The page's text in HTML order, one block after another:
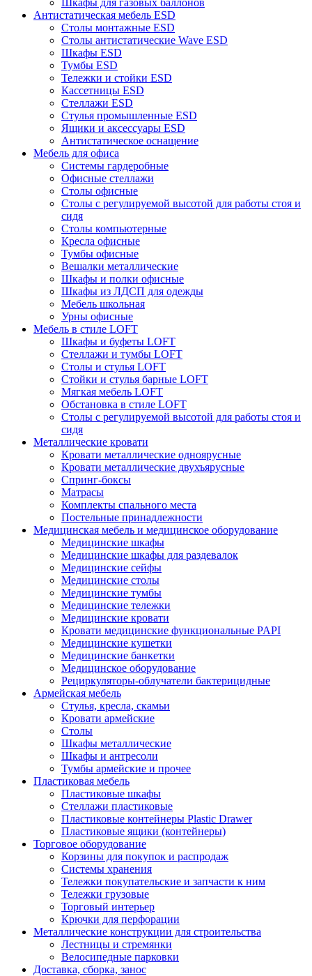
Антистатическая мебель ESD
Столы монтажные ESD
Столы антистатические Wave ESD
Шкафы ESD
Тумбы ESD
Тележки и стойки ESD
Кассетницы ESD
Стеллажи ESD
Стулья промышленные ESD
Ящики и аксессуары ESD
Антистатическое оснащение
Мебель для офиса
Системы гардеробные
Офисные стеллажи
Столы офисные
Столы с регулируемой высотой для работы стоя и
сидя
Столы компьютерные
Кресла офисные
Тумбы офисные
Вешалки металлические
Шкафы и полки офисные
Шкафы из ЛДСП для одежды
Мебель школьная
Урны офисные
Мебель в стиле LOFT
Шкафы и буфеты LOFT
Стеллажи и тумбы LOFT
Столы и стулья LOFT
Стойки и стулья барные LOFT
Мягкая мебель LOFT
Обстановка в стиле LOFT
Столы с регулируемой высотой для работы стоя и
сидя
Металлические кровати
Кровати металлические одноярусные
Кровати металлические двухъярусные
Спринг-боксы
Матрасы
Комплекты спального места
Постельные принадлежности
Медицинская мебель и медицинское оборудование
Медицинские шкафы
Медицинские шкафы для раздевалок
Медицинские сейфы
Медицинские столы
Медицинские тумбы
Медицинские тележки
Медицинские кровати
Кровати медицинские функциональные PAPI
Медицинские кушетки
Медицинские банкетки
Медицинское оборудование
Рециркуляторы-облучатели бактерицидные
Армейская мебель
Стулья, кресла, скамьи
Кровати армейские
Столы
Шкафы металлические
Шкафы и антресоли
Тумбы армейские и прочее
Пластиковая мебель
Пластиковые шкафы
Стеллажи пластиковые
Пластиковые контейнеры Plastic Drawer
Пластиковые ящики (контейнеры)
Торговое оборудование
Корзины для покупок и распродаж
Системы хранения
Тележки покупательские и запчасти к ним
Тележки грузовые
Торговый интерьер
Крючки для перфорации
Металлические конструкции для строительства
Лестницы и стремянки
Велосипедные парковки
Доставка, сборка, занос